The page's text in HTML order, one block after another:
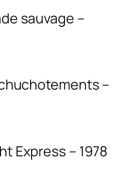
sauvage –
–
Express – 1978